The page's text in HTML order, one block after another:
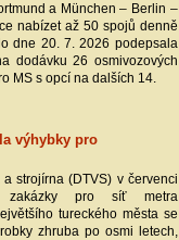
a München – Berlin –
nabízet až 50 spojů denně
dne 20. 7. 2026 podepsala
dodávku 26 osmivozových
MS s opcí na dalších 14.
výhybky pro
a strojírna (DTVS) v červenci
zakázky pro síť metra
tureckého města se
zhruba po osmi letech,